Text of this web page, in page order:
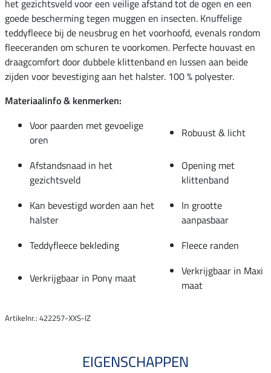
het gezichtsveld voor een veilige afstand tot de ogen en een
goede bescherming tegen muggen en insecten. Knuffelige
teddyfleece bij de neusbrug en het voorhoofd, evenals rondom
fleeceranden om schuren te voorkomen. Perfecte houvast en
draagcomfort door dubbele klittenband en lussen aan beide
zijden voor bevestiging aan het halster. 100 % polyester.
Materiaalinfo & kenmerken:
Voor paarden met gevoelige
oren
Robuust & licht
Afstandsnaad in het
gezichtsveld
Opening met
klittenband
Kan bevestigd worden aan het
halster
In grootte
aanpasbaar
Teddyfleece bekleding
Fleece randen
Verkrijgbaar in Pony maat
Verkrijgbaar in Maxi
maat
Artikelnr.: 422257-XXS-IZ
EIGENSCHAPPEN